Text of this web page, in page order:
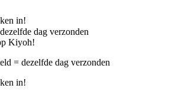
in!
dag verzonden
Kiyoh!
= dezelfde dag verzonden
in!